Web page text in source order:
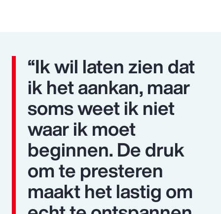
“Ik wil laten zien dat
ik het aankan, maar
soms weet ik niet
waar ik moet
beginnen. De druk
om te presteren
maakt het lastig om